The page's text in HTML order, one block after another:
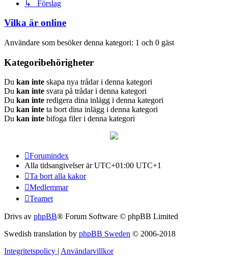
↳ Förslag
Vilka är online
Användare som besöker denna kategori: 1 och 0 gäst
Kategoribehörigheter
Du kan inte skapa nya trådar i denna kategori
Du kan inte svara på trådar i denna kategori
Du kan inte redigera dina inlägg i denna kategori
Du kan inte ta bort dina inlägg i denna kategori
Du kan inte bifoga filer i denna kategori
Forumindex
Alla tidsangivelser är UTC+01:00 UTC+1
Ta bort alla kakor
Medlemmar
Teamet
Drivs av phpBB® Forum Software © phpBB Limited
Swedish translation by phpBB Sweden © 2006-2018
Integritetspolicy Användarvillkor